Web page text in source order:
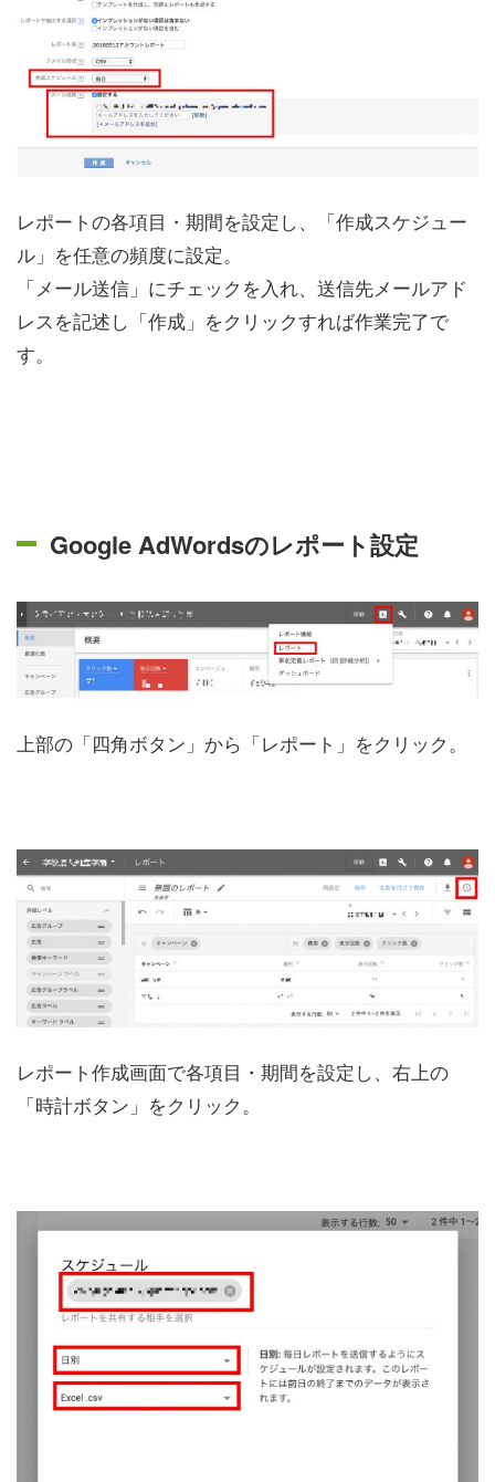
レポートの各項目・期間を設定し、「作成スケジュー
ル」を任意の頻度に設定。
「メール送信」にチェックを入れ、送信先メールアド
レスを記述し「作成」をクリックすれば作業完了で
す。
Google AdWordsのレポート設定
上部の「四角ボタン」から「レポート」をクリック。
レポート作成画面で各項目・期間を設定し、右上の
「時計ボタン」をクリック。